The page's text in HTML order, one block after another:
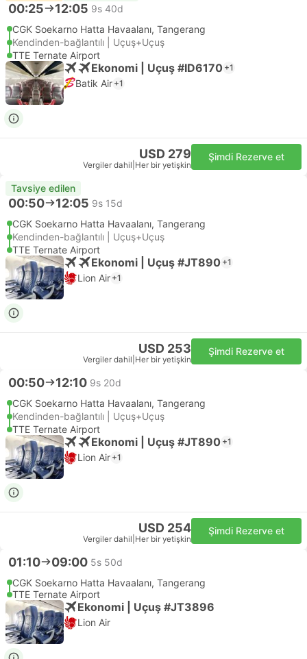
00:25 12:05 9s 40d
CGK Soekarno Hatta Havaalanı, Tangerang
Kendinden-bağlantılı | Uçuş+Uçuş
TTE Ternate Airport
Ekonomi | Uçuş #ID6170 +1
Batik Air +1
USD 279
Vergiler dahil Her bir yetişkin
Şimdi Rezerve et
Tavsiye edilen
00:50 12:05 9s 15d
CGK Soekarno Hatta Havaalanı, Tangerang
Kendinden-bağlantılı | Uçuş+Uçuş
TTE Ternate Airport
Ekonomi | Uçuş #JT890 +1
Lion Air +1
USD 253
Vergiler dahil Her bir yetişkin
Şimdi Rezerve et
00:50 12:10 9s 20d
CGK Soekarno Hatta Havaalanı, Tangerang
Kendinden-bağlantılı | Uçuş+Uçuş
TTE Ternate Airport
Ekonomi | Uçuş #JT890 +1
Lion Air +1
USD 254
Vergiler dahil Her bir yetişkin
Şimdi Rezerve et
01:10 09:00 5s 50d
CGK Soekarno Hatta Havaalanı, Tangerang
TTE Ternate Airport
Ekonomi | Uçuş #JT3896
Lion Air